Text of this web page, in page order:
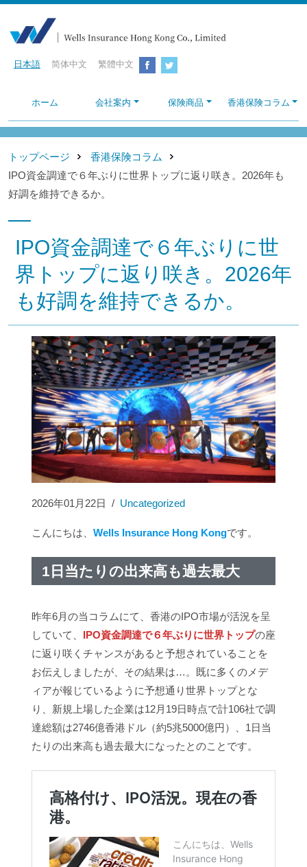
日本語 简体中文 繁體中文
ホーム 会社案内 保険商品 香港保険コラム
トップページ
香港保険コラム
IPO資金調達で６年ぶりに世界トップに返り咲き。2026年も
好調を維持できるか。
IPO資金調達で６年ぶりに世
界トップに返り咲き。2026年
も好調を維持できるか。
2026年01月22日 / Uncategorized
こんにちは、 Wells Insurance Hong Kongです。
1日当たりの出来高も過去最大
昨年6月の当コラムにて、香港のIPO市場が活況を呈
していて、 IPO資金調達で６年ぶりに世界トップの座
に返り咲くチャンスがあると予想されていることを
お伝えしましたが、その結果は…。既に多くのメデ
ィアが報じているように予想通り世界トップとな
り、新規上場した企業は12月19日時点で計106社で調
達総額は2746億香港ドル（約5兆5000億円）、1日当
たりの出来高も過去最大になったとのことです。